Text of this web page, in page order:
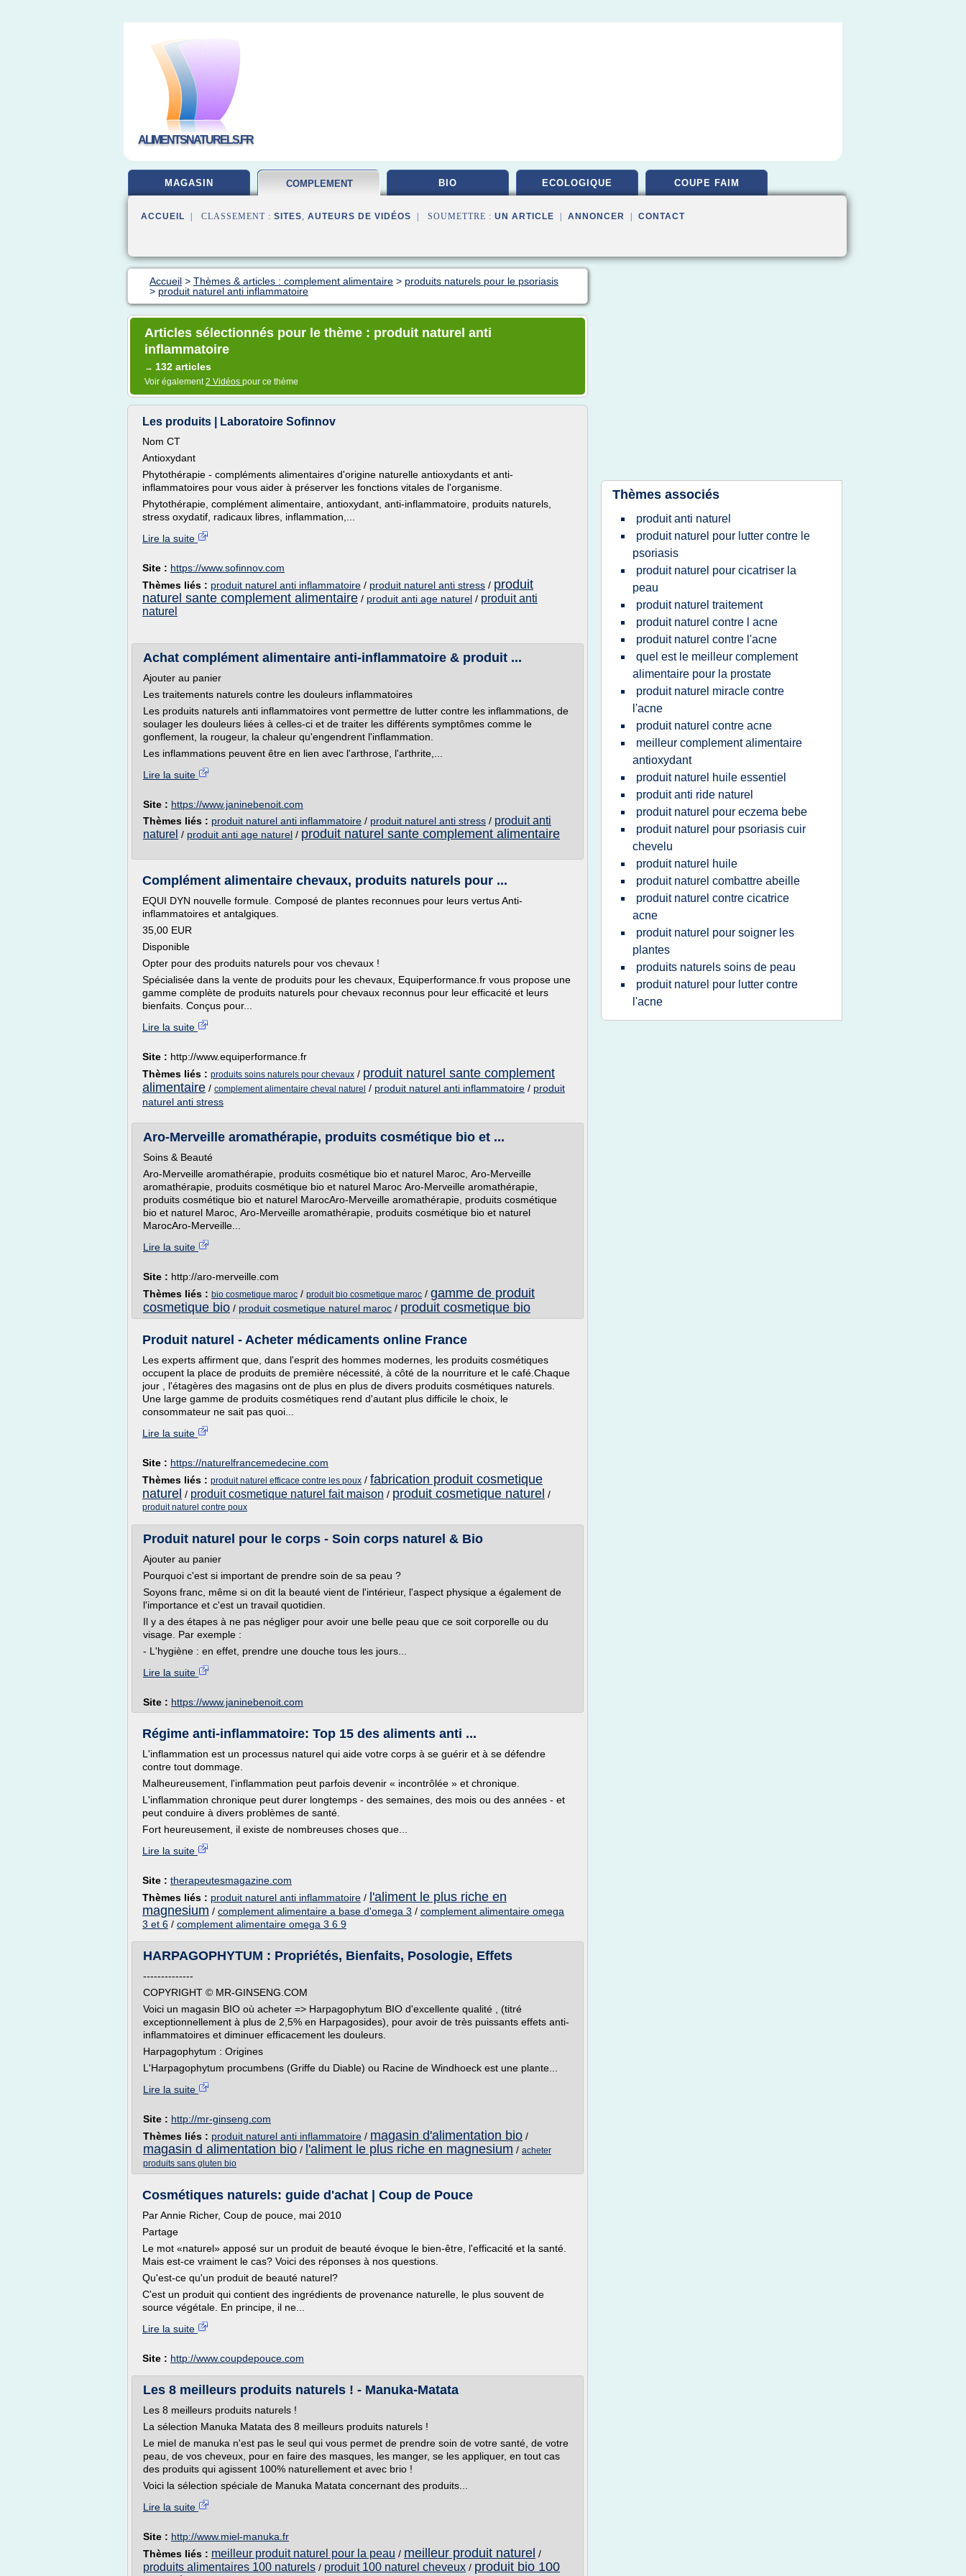
ALIMENTSNATURELS.FR
MAGASIN COMPLEMENT BIO ECOLOGIQUE COUPE FAIM
ACCUEIL | CLASSEMENT : SITES, AUTEURS DE VIDÉOS | SOUMETTRE : UN ARTICLE ANNONCER CONTACT
Accueil > Thèmes & articles : complement alimentaire > produits naturels pour le psoriasis
> produit naturel anti inflammatoire
Articles sélectionnés pour le thème : produit naturel anti
inflammatoire
→ 132 articles
Voir également2 Vidéos pour ce thème
Les produits | Laboratoire Sofinnov
Nom CT
Antioxydant
Phytothérapie - compléments alimentaires d'origine naturelle antioxydants et anti-
inflammatoires pour vous aider à préserver les fonctions vitales de l'organisme.
Phytothérapie, complément alimentaire, antioxydant, anti-inflammatoire, produits naturels,
stress oxydatif, radicaux libres, inflammation,...
Lire la suite
Site : https://www.sofinnov.com
Thèmes liés : produit naturel anti inflammatoire / produit naturel anti stress / produit
naturel sante complement alimentaire / produit anti age naturel / produit anti
naturel
Achat complément alimentaire anti-inflammatoire & produit ...
Ajouter au panier
Les traitements naturels contre les douleurs inflammatoires
Les produits naturels anti inflammatoires vont permettre de lutter contre les inflammations, de
soulager les douleurs liées à celles-ci et de traiter les différents symptômes comme le
gonflement, la rougeur, la chaleur qu'engendrent l'inflammation.
Les inflammations peuvent être en lien avec l'arthrose, l'arthrite,...
Lire la suite
Site : https://www.janinebenoit.com
Thèmes liés : produit naturel anti inflammatoire / produit naturel anti stress / produit anti
naturel / produit anti age naturel / produit naturel sante complement alimentaire
Complément alimentaire chevaux, produits naturels pour ...
EQUI DYN nouvelle formule. Composé de plantes reconnues pour leurs vertus Anti-
inflammatoires et antalgiques.
35,00 EUR
Disponible
Opter pour des produits naturels pour vos chevaux !
Spécialisée dans la vente de produits pour les chevaux, Equiperformance.fr vous propose une
gamme complète de produits naturels pour chevaux reconnus pour leur efficacité et leurs
bienfaits. Conçus pour...
Lire la suite
Site : http://www.equiperformance.fr
Thèmes liés : produits soins naturels pour chevaux / produit naturel sante complement
alimentaire / complement alimentaire cheval naturel / produit naturel anti inflammatoire / produit
naturel anti stress
Aro-Merveille aromathérapie, produits cosmétique bio et ...
Soins & Beauté
Aro-Merveille aromathérapie, produits cosmétique bio et naturel Maroc, Aro-Merveille
aromathérapie, produits cosmétique bio et naturel Maroc Aro-Merveille aromathérapie,
produits cosmétique bio et naturel MarocAro-Merveille aromathérapie, produits cosmétique
bio et naturel Maroc, Aro-Merveille aromathérapie, produits cosmétique bio et naturel
MarocAro-Merveille...
Lire la suite
Site : http://aro-merveille.com
Thèmes liés : bio cosmetique maroc / produit bio cosmetique maroc / gamme de produit
cosmetique bio / produit cosmetique naturel maroc / produit cosmetique bio
Produit naturel - Acheter médicaments online France
Les experts affirment que, dans l'esprit des hommes modernes, les produits cosmétiques
occupent la place de produits de première nécessité, à côté de la nourriture et le café.Chaque
jour , l'étagères des magasins ont de plus en plus de divers produits cosmétiques naturels.
Une large gamme de produits cosmétiques rend d'autant plus difficile le choix, le
consommateur ne sait pas quoi...
Lire la suite
Site : https://naturelfrancemedecine.com
Thèmes liés : produit naturel efficace contre les poux / fabrication produit cosmetique
naturel / produit cosmetique naturel fait maison / produit cosmetique naturel /
produit naturel contre poux
Produit naturel pour le corps - Soin corps naturel & Bio
Ajouter au panier
Pourquoi c'est si important de prendre soin de sa peau ?
Soyons franc, même si on dit la beauté vient de l'intérieur, l'aspect physique a également de
l'importance et c'est un travail quotidien.
Il y a des étapes à ne pas négliger pour avoir une belle peau que ce soit corporelle ou du
visage. Par exemple :
- L'hygiène : en effet, prendre une douche tous les jours...
Lire la suite
Site : https://www.janinebenoit.com
Régime anti-inflammatoire: Top 15 des aliments anti ...
L'inflammation est un processus naturel qui aide votre corps à se guérir et à se défendre
contre tout dommage.
Malheureusement, l'inflammation peut parfois devenir « incontrôlée » et chronique.
L'inflammation chronique peut durer longtemps - des semaines, des mois ou des années - et
peut conduire à divers problèmes de santé.
Fort heureusement, il existe de nombreuses choses que...
Lire la suite
Site : therapeutesmagazine.com
Thèmes liés : produit naturel anti inflammatoire / l'aliment le plus riche en
magnesium / complement alimentaire a base d'omega 3 / complement alimentaire omega
3 et 6 / complement alimentaire omega 3 6 9
HARPAGOPHYTUM : Propriétés, Bienfaits, Posologie, Effets
--------------
COPYRIGHT © MR-GINSENG.COM
Voici un magasin BIO où acheter => Harpagophytum BIO d'excellente qualité , (titré
exceptionnellement à plus de 2,5% en Harpagosides), pour avoir de très puissants effets anti-
inflammatoires et diminuer efficacement les douleurs.
Harpagophytum : Origines
L'Harpagophytum procumbens (Griffe du Diable) ou Racine de Windhoeck est une plante...
Lire la suite
Site : http://mr-ginseng.com
Thèmes liés : produit naturel anti inflammatoire / magasin d'alimentation bio /
magasin d alimentation bio / l'aliment le plus riche en magnesium / acheter
produits sans gluten bio
Cosmétiques naturels: guide d'achat | Coup de Pouce
Par Annie Richer, Coup de pouce, mai 2010
Partage
Le mot «naturel» apposé sur un produit de beauté évoque le bien-être, l'efficacité et la santé.
Mais est-ce vraiment le cas? Voici des réponses à nos questions.
Qu'est-ce qu'un produit de beauté naturel?
C'est un produit qui contient des ingrédients de provenance naturelle, le plus souvent de
source végétale. En principe, il ne...
Lire la suite
Site : http://www.coupdepouce.com
Les 8 meilleurs produits naturels ! - Manuka-Matata
Les 8 meilleurs produits naturels !
La sélection Manuka Matata des 8 meilleurs produits naturels !
Le miel de manuka n'est pas le seul qui vous permet de prendre soin de votre santé, de votre
peau, de vos cheveux, pour en faire des masques, les manger, se les appliquer, en tout cas
des produits qui agissent 100% naturellement et avec brio !
Voici la sélection spéciale de Manuka Matata concernant des produits...
Lire la suite
Site : http://www.miel-manuka.fr
Thèmes liés : meilleur produit naturel pour la peau / meilleur produit naturel /
produits alimentaires 100 naturels / produit 100 naturel cheveux / produit bio 100
Thèmes associés
produit anti naturel
produit naturel pour lutter contre le
psoriasis
produit naturel pour cicatriser la
peau
produit naturel traitement
produit naturel contre l acne
produit naturel contre l'acne
quel est le meilleur complement
alimentaire pour la prostate
produit naturel miracle contre
l'acne
produit naturel contre acne
meilleur complement alimentaire
antioxydant
produit naturel huile essentiel
produit anti ride naturel
produit naturel pour eczema bebe
produit naturel pour psoriasis cuir
chevelu
produit naturel huile
produit naturel combattre abeille
produit naturel contre cicatrice
acne
produit naturel pour soigner les
plantes
produits naturels soins de peau
produit naturel pour lutter contre
l'acne